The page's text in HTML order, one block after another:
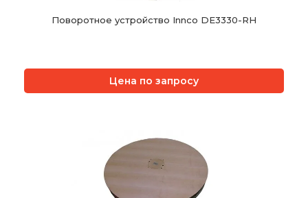
Поворотное устройство Innco DE3330-RH
Цена по запросу